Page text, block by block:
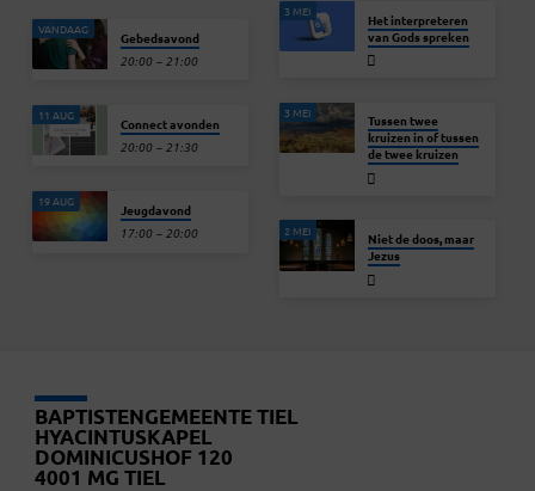
VANDAAG Gebedsavond
20:00 – 21:00
11 AUG Connect avonden
20:00 – 21:30
19 AUG Jeugdavond
17:00 – 20:00
3 MEI
Het interpreteren
van Gods spreken
3 MEI
Tussen twee
kruizen in of tussen
de twee kruizen
2 MEI
Niet de doos, maar
Jezus
BAPTISTENGEMEENTE TIEL
HYACINTUSKAPEL
DOMINICUSHOF 120
4001 MG TIEL